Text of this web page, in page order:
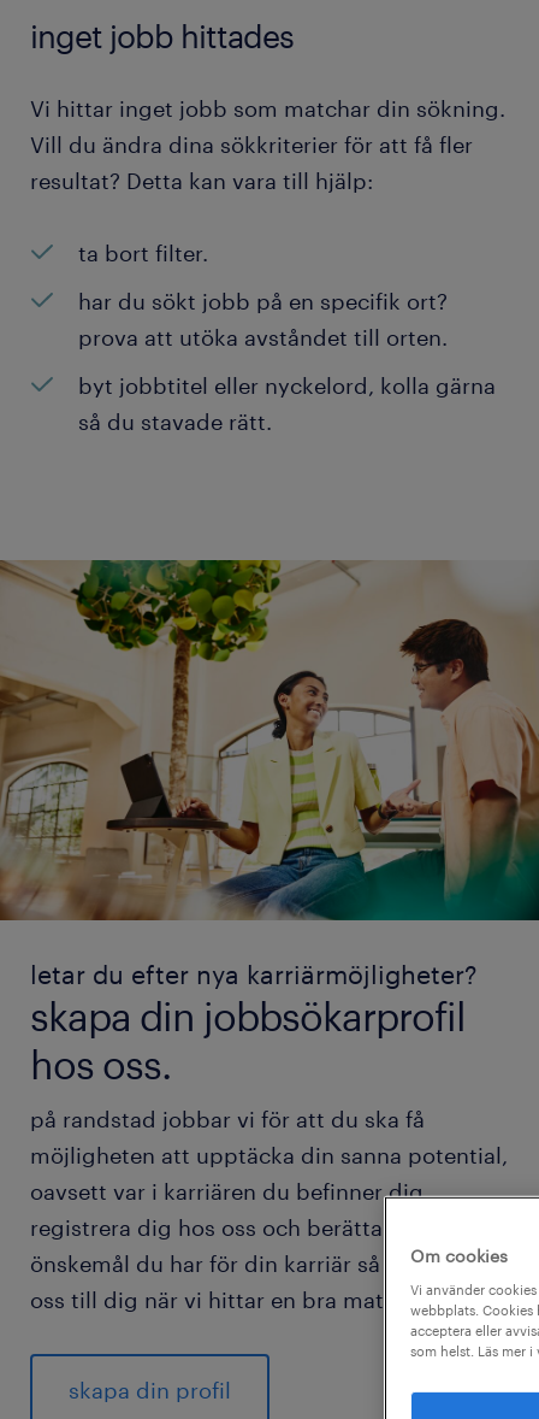
inget jobb hittades
Vi hittar inget jobb som matchar din sökning.
Vill du ändra dina sökkriterier för att få fler
resultat? Detta kan vara till hjälp:
ta bort filter.
har du sökt jobb på en specifik ort?
prova att utöka avståndet till orten.
byt jobbtitel eller nyckelord, kolla gärna
så du stavade rätt.
letar du efter nya karriärmöjligheter?
skapa din jobbsökarprofil
hos oss.
på randstad jobbar vi för att du ska få
möjligheten att upptäcka din sanna potential,
oavsett var i karriären du befinner dig.
registrera dig hos oss och berätta vilka
önskemål du har för din karriär så hör vi av
oss till dig när vi hittar en bra match för dig.
skapa din profil
Om cookies
Vi använder
webbplats. Cookies
acceptera eller
som helst. Läs mer i